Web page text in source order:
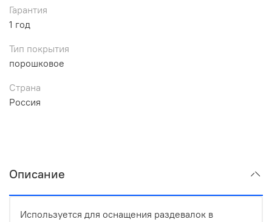
Гарантия
1 год
Тип покрытия
порошковое
Страна
Россия
Описание
Используется для оснащения раздевалок в